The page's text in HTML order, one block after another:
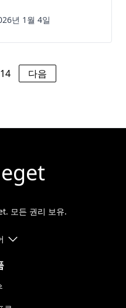
년 1월 4일
14 다음
모든 권리 보유.